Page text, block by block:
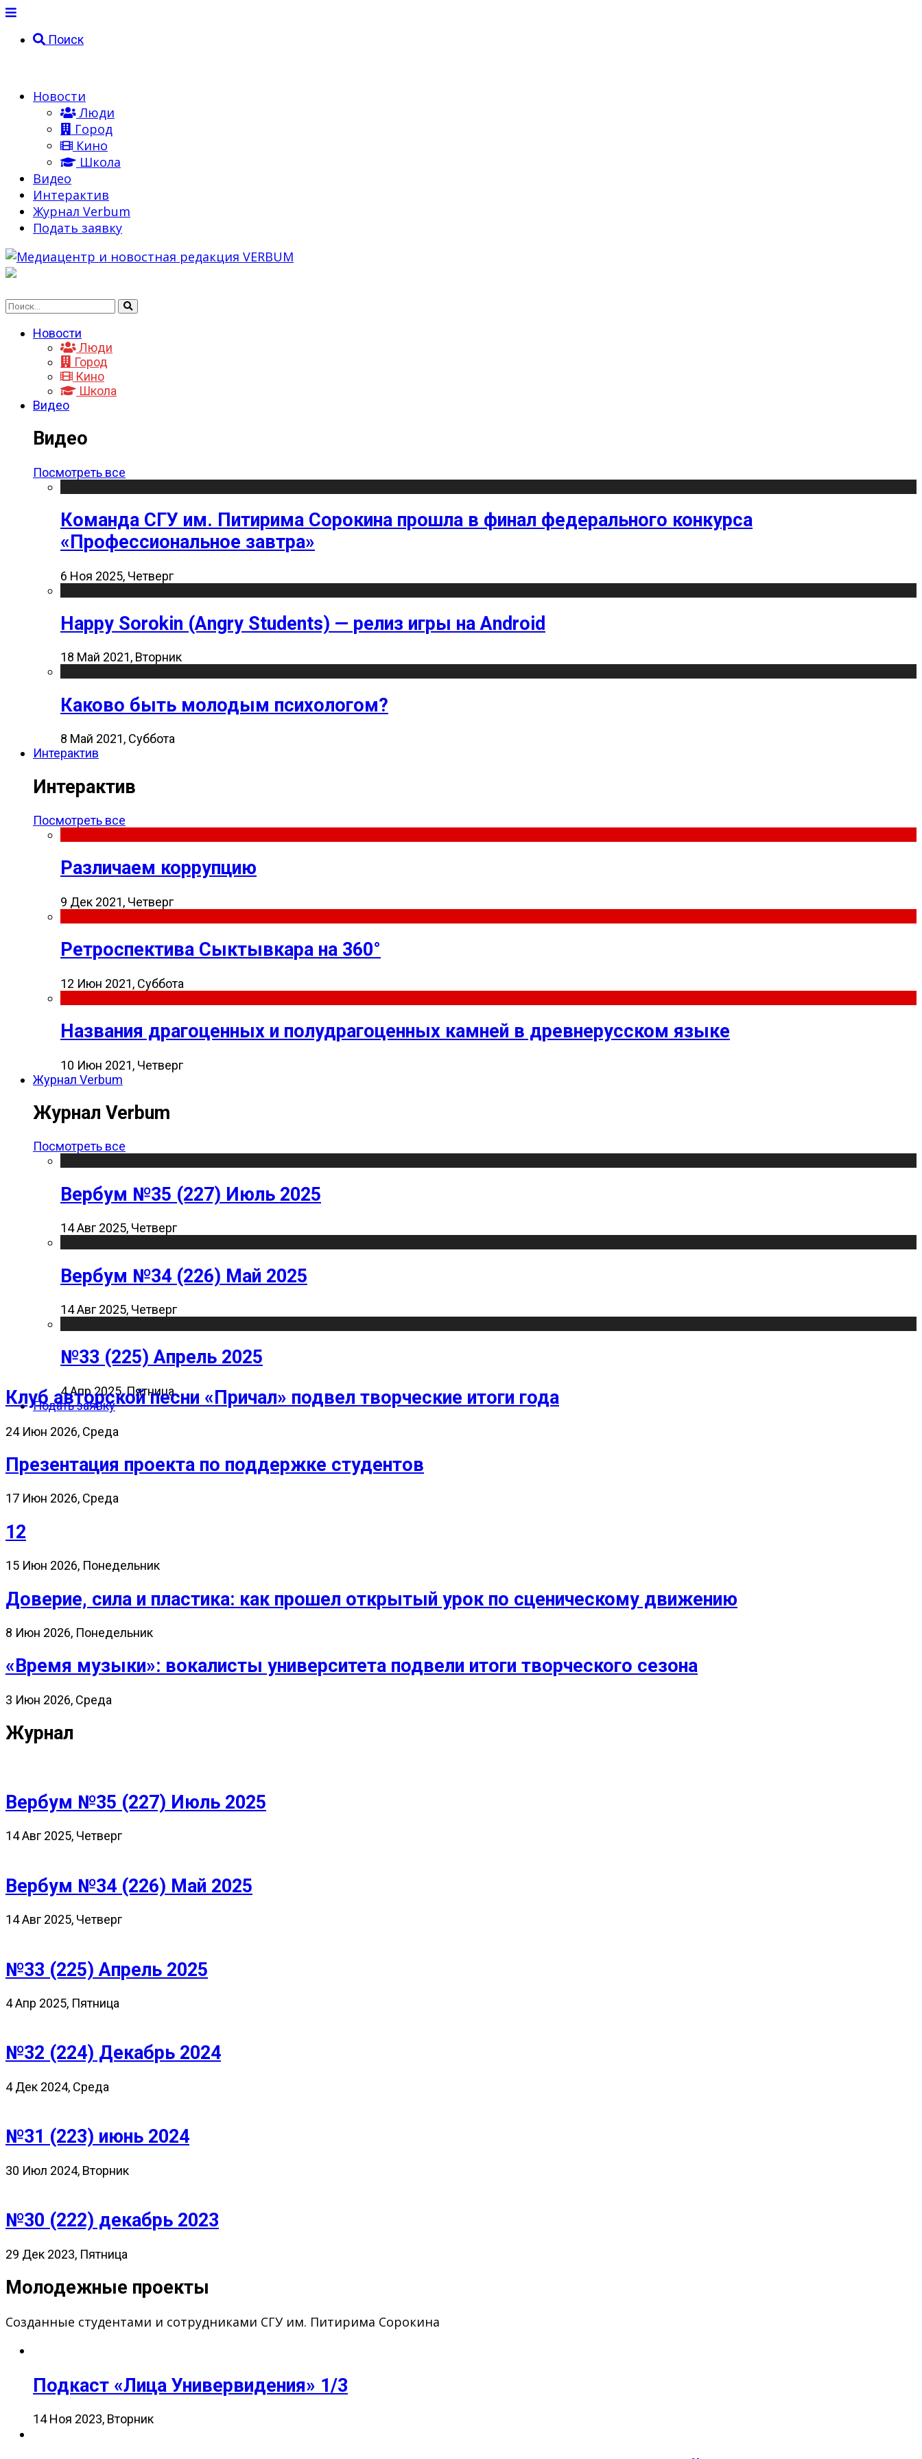
Поиск
Новости
Люди
Город
Кино
Школа
Видео
Интерактив
Журнал Verbum
Подать заявку
Новости
Люди
Город
Кино
Школа
Видео
Видео
Посмотреть все
Команда СГУ им. Питирима Сорокина прошла в финал федерального конкурса
«Профессиональное завтра»
6 Ноя 2025, Четверг
Happy Sorokin (Angry Students) — релиз игры на Android
18 Май 2021, Вторник
Каково быть молодым психологом?
8 Май 2021, Суббота
Интерактив
Интерактив
Посмотреть все
Различаем коррупцию
9 Дек 2021, Четверг
Ретроспектива Сыктывкара на 360°
12 Июн 2021, Суббота
Названия драгоценных и полудрагоценных камней в древнерусском языке
10 Июн 2021, Четверг
Журнал Verbum
Журнал Verbum
Посмотреть все
Вербум №35 (227) Июль 2025
14 Авг 2025, Четверг
Вербум №34 (226) Май 2025
14 Авг 2025, Четверг
№33 (225) Апрель 2025
4 Апр 2025, Пятница
Подать заявку
Клуб авторской песни «Причал» подвел творческие итоги года
24 Июн 2026, Среда
Презентация проекта по поддержке студентов
17 Июн 2026, Среда
12
15 Июн 2026, Понедельник
Доверие, сила и пластика: как прошел открытый урок по сценическому движению
8 Июн 2026, Понедельник
«Время музыки»: вокалисты университета подвели итоги творческого сезона
3 Июн 2026, Среда
Журнал
Вербум №35 (227) Июль 2025
14 Авг 2025, Четверг
Вербум №34 (226) Май 2025
14 Авг 2025, Четверг
№33 (225) Апрель 2025
4 Апр 2025, Пятница
№32 (224) Декабрь 2024
4 Дек 2024, Среда
№31 (223) июнь 2024
30 Июл 2024, Вторник
№30 (222) декабрь 2023
29 Дек 2023, Пятница
Молодежные проекты
Созданные студентами и сотрудниками СГУ им. Питирима Сорокина
Подкаст «Лица Универвидения» 1/3
14 Ноя 2023, Вторник